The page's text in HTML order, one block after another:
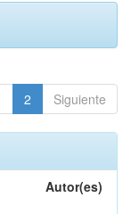
2 Siguiente
Autor(es)